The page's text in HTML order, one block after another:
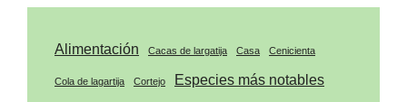
Alimentación Cacas de largatija Casa Cenicienta
Cola de lagartija Cortejo Especies más notables